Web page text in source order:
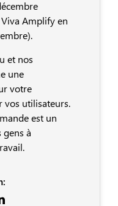
Amplify en
et nos
une
votre
vos utilisateurs.
est un
à